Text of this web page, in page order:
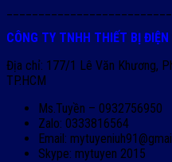
CÔNG TY TNHH THIẾT BỊ
Địa chỉ: 177/1 Lê Văn Khương,
TP.HCM
Ms.Tuyền – 0932756950
Zalo: 0333816564
Email:
Skype: mytuyen 2015